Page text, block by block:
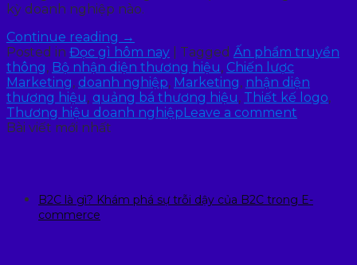
kỳ doanh nghiệp nào.
Continue reading →
Posted in Đọc gì hôm nay Tagged Ấn phẩm truyền
thông, Bộ nhận diện thương hiệu, Chiến lược
Marketing, doanh nghiệp, Marketing, nhận diện
thương hiệu, quảng bá thương hiệu, Thiết kế logo,
Thương hiệu doanh nghiệpLeave a comment
Bài viết mới nhất
B2C là gì? Khám phá sự trỗi dậy của B2C trong E-
commerce